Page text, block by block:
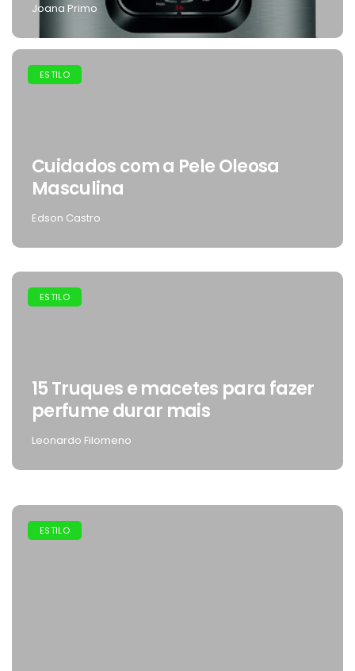
Joana Primo
ESTILO
Cuidados com a Pele Oleosa
Masculina
Edson Castro
ESTILO
15 Truques e macetes para fazer
perfume durar mais
Leonardo Filomeno
ESTILO